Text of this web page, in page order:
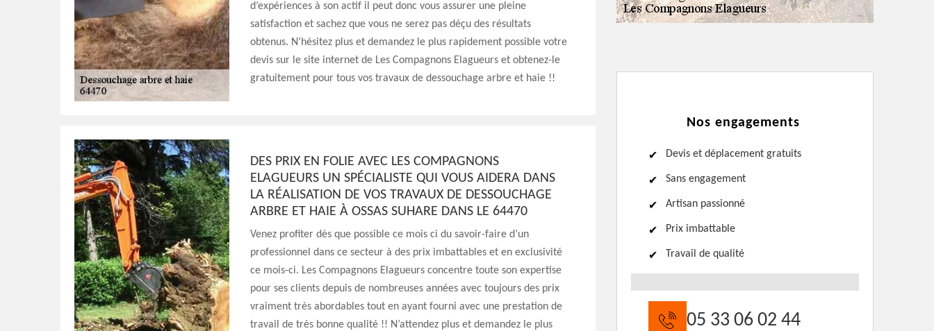
d’expériences à son actif il peut donc vous assurer une pleine
satisfaction et sachez que vous ne serez pas déçu des résultats
obtenus. N’hésitez plus et demandez le plus rapidement possible votre
devis sur le site internet de Les Compagnons Elagueurs et obtenez-le
gratuitement pour tous vos travaux de dessouchage arbre et haie !!
DES PRIX EN FOLIE AVEC LES COMPAGNONS
ELAGUEURS UN SPÉCIALISTE QUI VOUS AIDERA DANS
LA RÉALISATION DE VOS TRAVAUX DE DESSOUCHAGE
ARBRE ET HAIE À OSSAS SUHARE DANS LE 64470
Venez profiter dès que possible ce mois ci du savoir-faire d’un
professionnel dans ce secteur à des prix imbattables et en exclusivité
ce mois-ci. Les Compagnons Elagueurs concentre toute son expertise
pour ses clients depuis de nombreuses années avec toujours des prix
vraiment très abordables tout en ayant fourni avec une prestation de
travail de très bonne qualité !! N’attendez plus et demandez le plus
Nos engagements
Devis et déplacement gratuits
Sans engagement
Artisan passionné
Prix imbattable
Travail de qualité
05 33 06 02 44